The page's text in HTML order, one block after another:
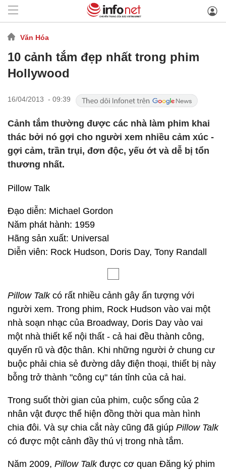
Văn Hóa
10 cảnh tắm đẹp nhất trong phim
Hollywood
16/04/2013 - 09:39
Cảnh tắm thường được các nhà làm phim khai
thác bởi nó gợi cho người xem nhiều cảm xúc -
gợi cảm, trần trụi, đơn độc, yếu ớt và dễ bị tổn
thương nhất.
Pillow Talk
Đạo diễn: Michael Gordon
Năm phát hành: 1959
Hãng sản xuất: Universal
Diễn viên: Rock Hudson, Doris Day, Tony Randall
Pillow Talkcó rất nhiều cảnh gây ấn tượng với
người xem. Trong phim, Rock Hudson vào vai một
nhà soạn nhạc của Broadway, Doris Day vào vai
một nhà thiết kế nội thất - cả hai đều thành công,
quyến rũ và độc thân. Khi những người ở chung cư
buộc phải chia sẻ đường dây điện thoại, thiết bị này
bỗng trở thành "công cụ" tán tỉnh của cả hai.
Trong suốt thời gian của phim, cuộc sống của 2
nhân vật được thể hiện đồng thời qua màn hình
chia đôi. Và sự chia cắt này cũng đã giúp Pillow Talk
có được một cảnh đầy thú vị trong nhà tắm.
Năm 2009, Pillow Talk được cơ quan Đăng ký phim